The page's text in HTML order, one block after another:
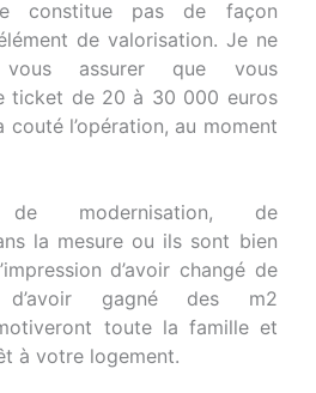
constitue pas de façon
de valorisation. Je ne
assurer que vous
ticket de 20 à 30 000 euros
couté l’opération, au moment
modernisation, de
la mesure ou ils sont bien
d’avoir changé de
gagné des m2
toute la famille et
à votre logement.